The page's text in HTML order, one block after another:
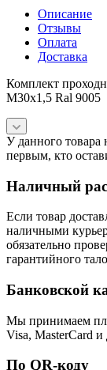
Описание
Отзывы
Оплата
Доставка
Комплект
M30x1,5 Ral 9005
У данного товара
первым, кто
Наличный
Если товар
наличными
обязательно
гарантийного
Банковской
Мы принимаем
Visa, MasterCard и
По QR-коду